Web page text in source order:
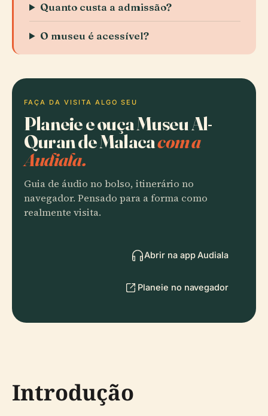
Quanto custa a admissão?
O museu é acessível?
FAÇA DA VISITA ALGO SEU
Planeie e ouça Museu Al-
Quran de Malacacom a
Audiala.
Guia de áudio no bolso, itinerário no
navegador. Pensado para a forma como
realmente visita.
Abrir na app Audiala
Planeie no navegador
Introdução